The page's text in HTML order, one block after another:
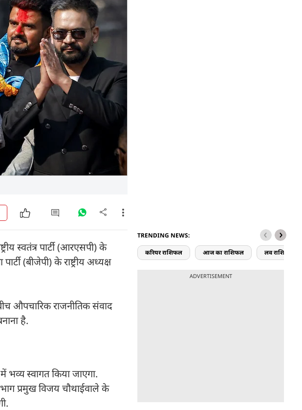
स्वतंत्र पार्टी (आरएसपी) के
(बीजेपी) के राष्ट्रीय अध्यक्ष
औपचारिक राजनीतिक संवाद
है.
स्वागत किया जाएगा.
प्रमुख विजय चौथाईवाले के
TRENDING NEWS:
करियर राशिफल आज का राशिफल लव राशिफल
ADVERTISEMENT